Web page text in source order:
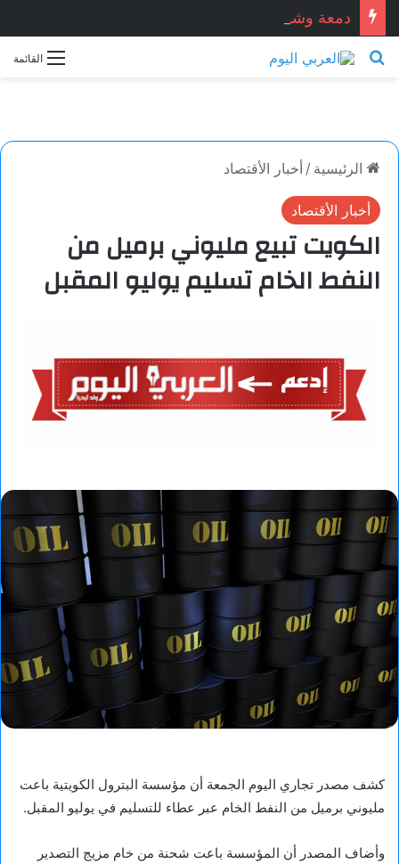
القائمة بحث عن
الرئيسية / أخبار الأقتصاد
أخبار الأقتصاد
الكويت تبيع مليوني برميل من
النفط الخام تسليم يوليو المقبل
كشف مصدر تجاري اليوم ​الجمعة أن مؤسسة ‌البترول الكويتية باعت
مليوني برميل من النفط ​الخام عبر عطاء ​للتسليم في يوليو المقبل.
وأضاف ⁠المصدر أن المؤسسة ​باعت شحنة من ​خام مزيج التصدير